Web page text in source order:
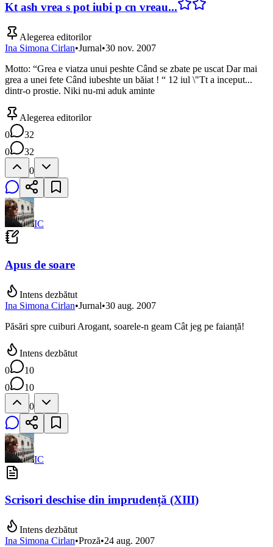
Kt ash vrea s pot iubi p cn vreau...
Alegerea editorilor
Ina Simona Cirlan•Jurnal•30 nov. 2007
Motto: “Grea e viatza unui peshte Când se zbate pe uscat Dar mai
grea a unei fete Când iubeshte un băiat ! “ 12 iul \"Tt a inceput...
dintr-o prostie. Niki nu-mi aduk aminte
Alegerea editorilor
0
32
0
32
0
IC
Apus de soare
Intens dezbătut
Ina Simona Cirlan•Jurnal•30 aug. 2007
Păsări spre cuiburi Arogant, soarele-n geam Cât jeg pe faianță!
Intens dezbătut
0
10
0
10
0
IC
Scrisori deschise din imprudență (XIII)
Intens dezbătut
Ina Simona Cirlan•Proză•24 aug. 2007